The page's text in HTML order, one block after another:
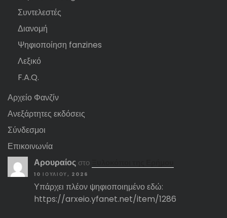
Συντελεστές
Διανομή
Ψηφιοποίηση fanzines
Λεξικό
F.A.Q.
Αρχείο Φανζίν
Ανεξάρτητες εκδόσεις
Σύνδεσμοι
Επικοινωνία
Αρουραίος στο
10 ΙΟΥΛΊΟΥ, 2026
Υπάρχει πλέον ψηφιοποιημένο εδώ:
https://arxeio.yfanet.net/item/1286